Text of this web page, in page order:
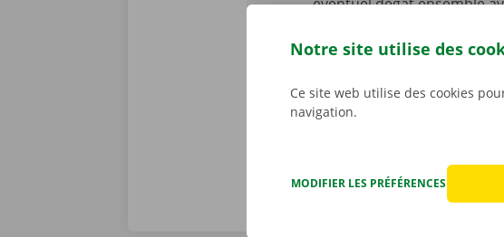
personnalisés sont notre
dépannage disponible 24
Notre site utilise des
Ce site web utilise des cookies
navigation.
MODIFIER LES PRÉFÉRENCES